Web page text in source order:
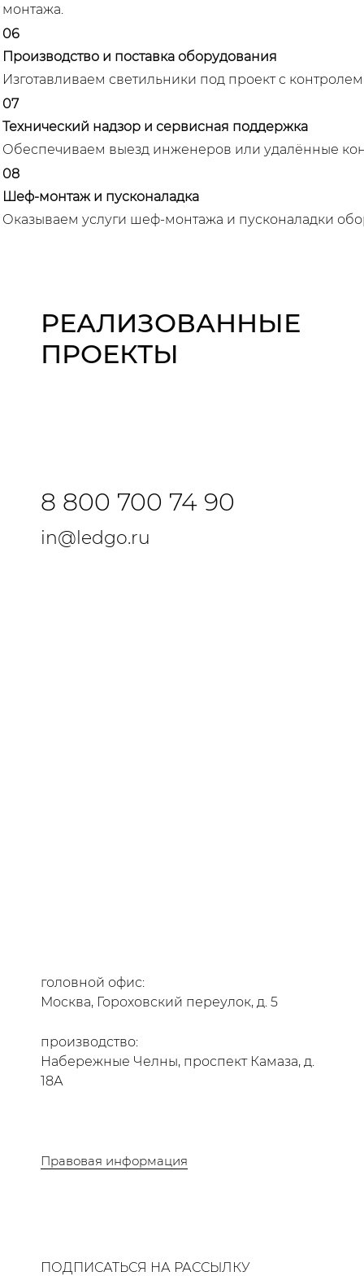
монтажа.
06
Производство и поставка оборудования
Изготавливаем светильники под проект с
07
Технический надзор и сервисная поддержка
Обеспечиваем выезд инженеров или удалённые
08
Шеф-монтаж и пусконаладка
Оказываем услуги шеф-монтажа и пусконаладки
РЕАЛИЗОВАННЫЕ
ПРОЕКТЫ
8 800 700 74 90
in@ledgo.ru
головной офис:
Москва, Гороховский переулок, д. 5
производство:
Набережные Челны, проспект Камаза, д.
18А
Правовая информация
ПОДПИСАТЬСЯ НА РАССЫЛКУ